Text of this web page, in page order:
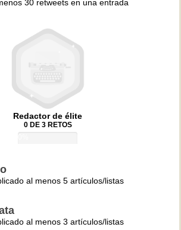
30 retweets en una entrada
Redactor de élite
0 DE 3 RETOS
al menos 5 artículos/listas
al menos 3 artículos/listas